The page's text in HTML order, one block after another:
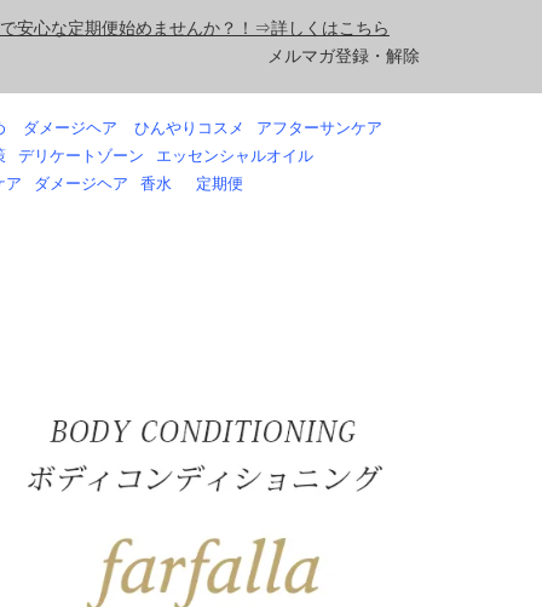
安心な定期便始めませんか？！⇒詳しくはこちら
メルマガ登録・解除
ダメージヘア ひんやりコスメ
アフターサンケア
デリケートゾーン
エッセンシャルオイル
ア
ダメージヘア 香水 定期便